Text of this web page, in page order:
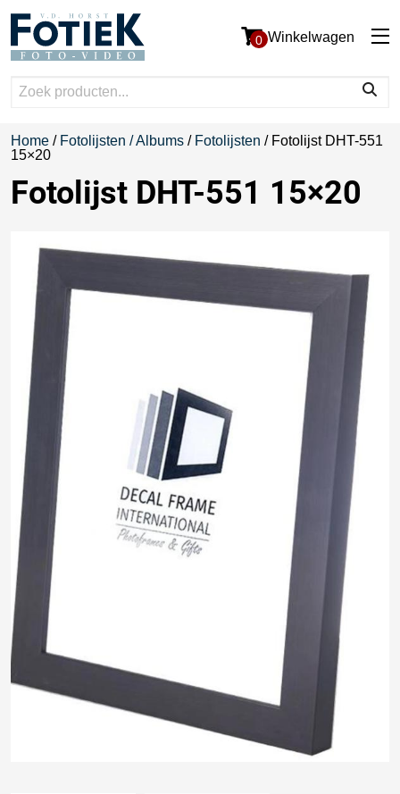
0 Winkelwagen
Home / Fotolijsten / Albums / Fotolijsten / Fotolijst DHT-551
15×20
Fotolijst DHT-551 15×20